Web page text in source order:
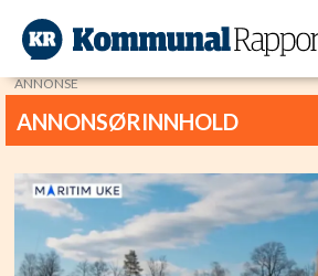
ANNONSE